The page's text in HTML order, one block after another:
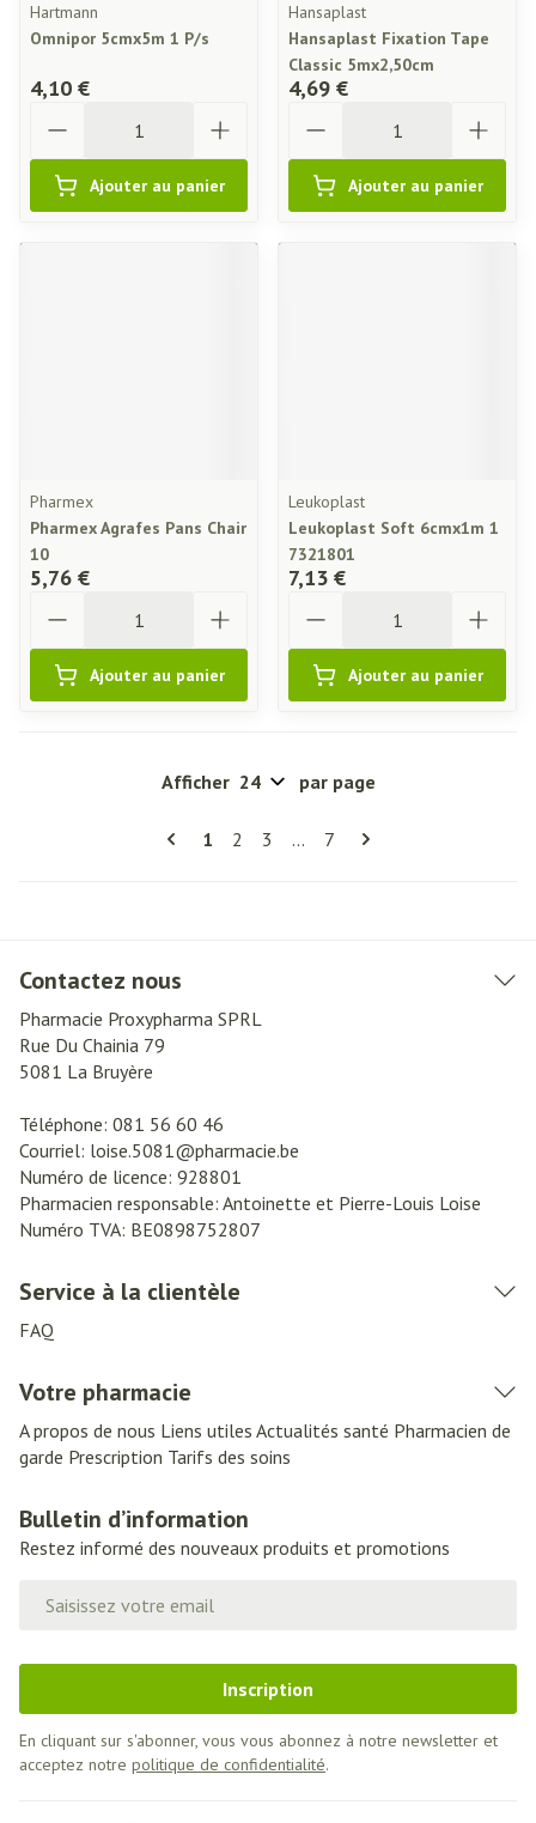
Hartmann
Omnipor 5cmx5m 1 P/s
4,10 €
Ajouter au panier
Hansaplast
Hansaplast Fixation Tape
Classic 5mx2,50cm
4,69 €
Ajouter au panier
Pharmex
Pharmex Agrafes Pans Chair
10
5,76 €
Ajouter au panier
Leukoplast
Leukoplast Soft 6cmx1m 1
7321801
7,13 €
Ajouter au panier
Pages
Vous lisez actuellement la page
1 Page
2 Page
3 ... Page
7
Afficher par page
Contactez nous
Pharmacie Proxypharma SPRL
Rue Du Chainia 79
5081 La Bruyère
Téléphone: 081 56 60 46
Courriel: loise.5081@pharmacie.be
Numéro de licence: 928801
Pharmacien responsable: Antoinette et Pierre-Louis Loise
Numéro TVA: BE0898752807
Service à la clientèle
FAQ
Votre pharmacie
A propos de nous Liens utiles Actualités santé Pharmacien de
garde Prescription Tarifs des soins
Bulletin d’information
Restez informé des nouveaux produits et promotions
Inscription
En cliquant sur s'abonner, vous vous abonnez à notre newsletter et
acceptez notre politique de confidentialité.